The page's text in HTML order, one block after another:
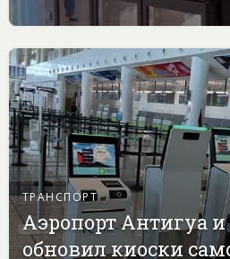
ТРАНСПОРТ
Аэропорт Антигуа и
обновил киоски